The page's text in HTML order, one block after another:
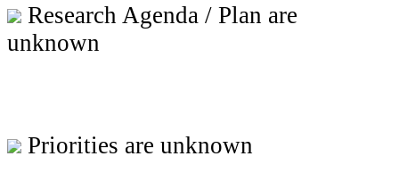
Research Agenda / Plan are
unknown
Priorities are unknown